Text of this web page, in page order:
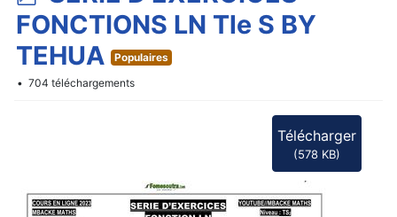
d
f
FONCTIONS LN Tle S BY
TEHUA
Populaires
704 téléchargements
Télécharger
(578 KB)